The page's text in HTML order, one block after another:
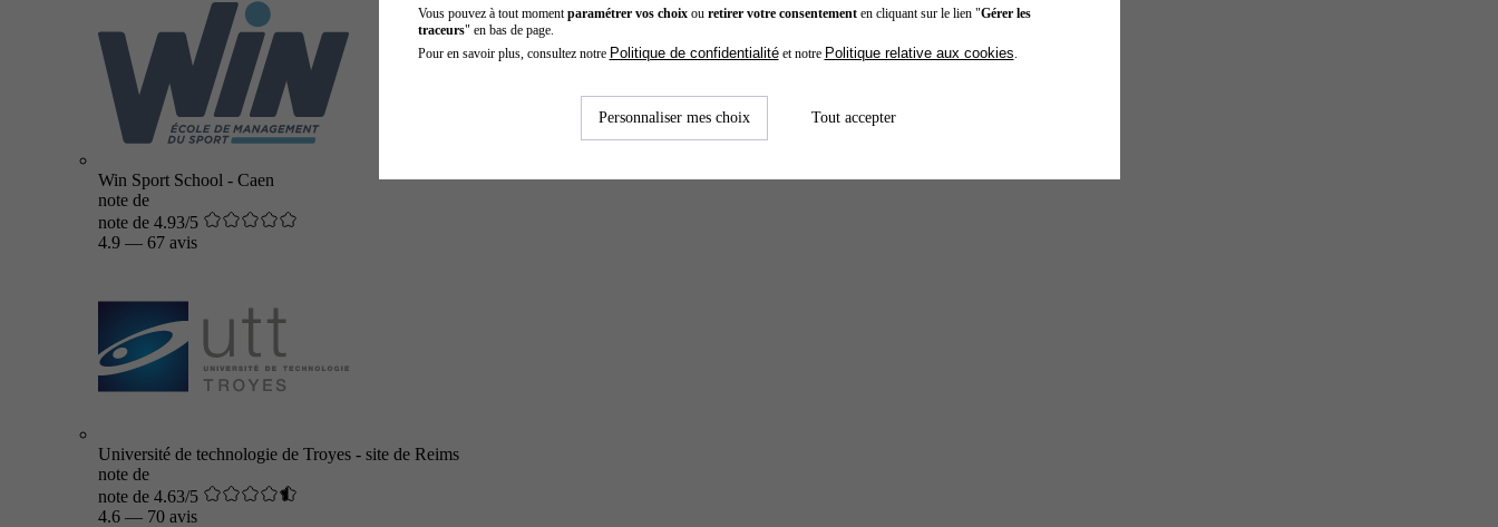
Win Sport School - Caen
note de
note de 4.93/5
4.9 — 67 avis
Université de technologie de Troyes - site de Reims
note de
note de 4.63/5
4.6 — 70 avis
Vous pouvez à tout moment paramétrer vos choixou retirer votre consentementen cliquant sur le lien "Gérer les
traceurs" en bas de page.
Pour en savoir plus, consultez notre Politique de confidentialitéet notre Politique relative aux cookies
Personnaliser mes choix Tout accepter